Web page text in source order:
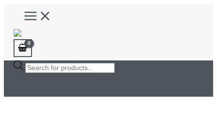
innehåll
Main
Menu
Products
search